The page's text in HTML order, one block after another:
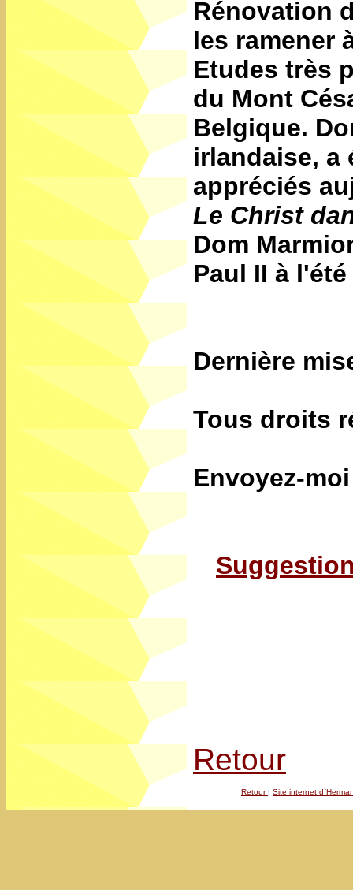
Rénovation
les ramener
Etudes très
du Mont
Belgique.
irlandaise, a
appréciés
Le Christ
Dom
Paul II à l'été
Dernière
Tous droits
Envoyez-
Retour
Retour| Site internet